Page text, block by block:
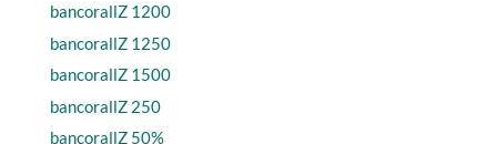
bancorallZ 1200
bancorallZ 1250
bancorallZ 1500
bancorallZ 250
bancorallZ 50%